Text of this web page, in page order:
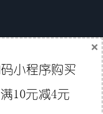
|外贸直通职
© 2012-2020 版权所有 备
×